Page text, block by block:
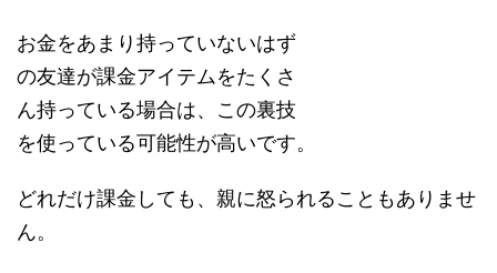
お金をあまり持っていないはず
の友達が課金アイテムをたくさ
ん持っている場合は、この裏技
を使っている可能性が高いです。
どれだけ課金しても、親に怒られることもありませ
ん。